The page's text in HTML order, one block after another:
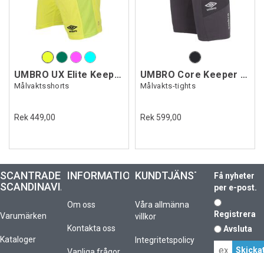
UMBRO UX Elite Keeper Shorts
Målvaktsshorts
Rek 449,00
UMBRO Core Keeper Tights
Målvakts-tights
Rek 599,00
SCANTRADE
SCANDINAVIA
Varumärken
Kataloger
INFORMATION
Om oss
Kontakta oss
KUNDTJÄNST
Våra allmänna
villkor
Integritetspolicy
Få nyheter
per e-post.
Registrera
Avsluta